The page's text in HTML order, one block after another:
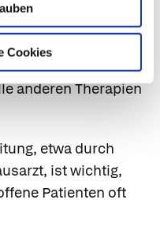
Cookies
Teilen der Blase
anderen Therapien
etwa durch
ist wichtig,
Patienten oft